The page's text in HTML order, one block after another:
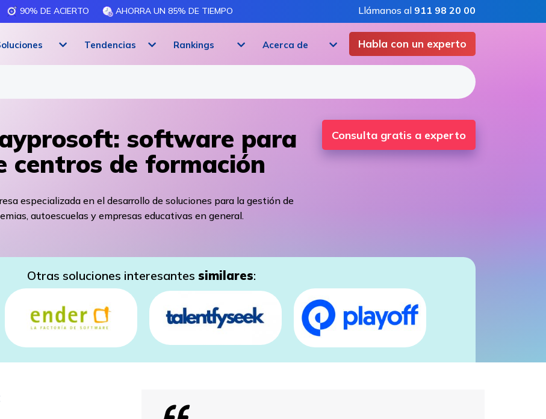
90% DE ACIERTO AHORRA UN 85% DE TIEMPO Llámanos al 911 98 20 00
Habla con un experto
Tendencias Rankings Acerca de
software para
centros de formación
especializada en el desarrollo de soluciones para la gestión de
autoescuelas y empresas educativas en general.
Consulta gratis a experto
Otras soluciones interesantes similares: